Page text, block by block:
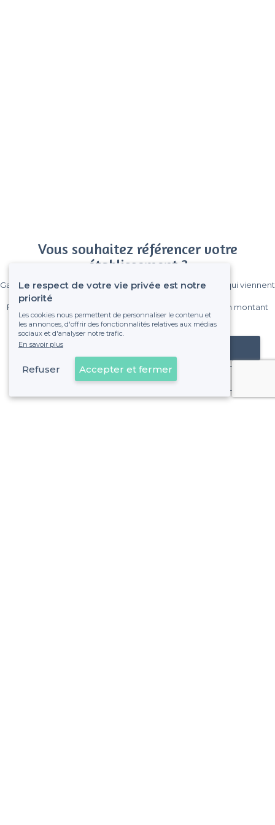
Vous souhaitez référencer votre
établissement ?
Gagnez de nombreux clients parmi le million de visiteurs qui viennent
Pas de commissions et sans engagement, vous payez un montant
fixe sans risque de voir déraper la facture.
Référencer mon établissement
Déjà client
Le respect de votre vie privée est notre
priorité
Les cookies nous permettent de personnaliser le contenu et
les annonces, d'offrir des fonctionnalités relatives aux médias
sociaux et d'analyser notre trafic.
En savoir plus
Refuser Accepter et fermer